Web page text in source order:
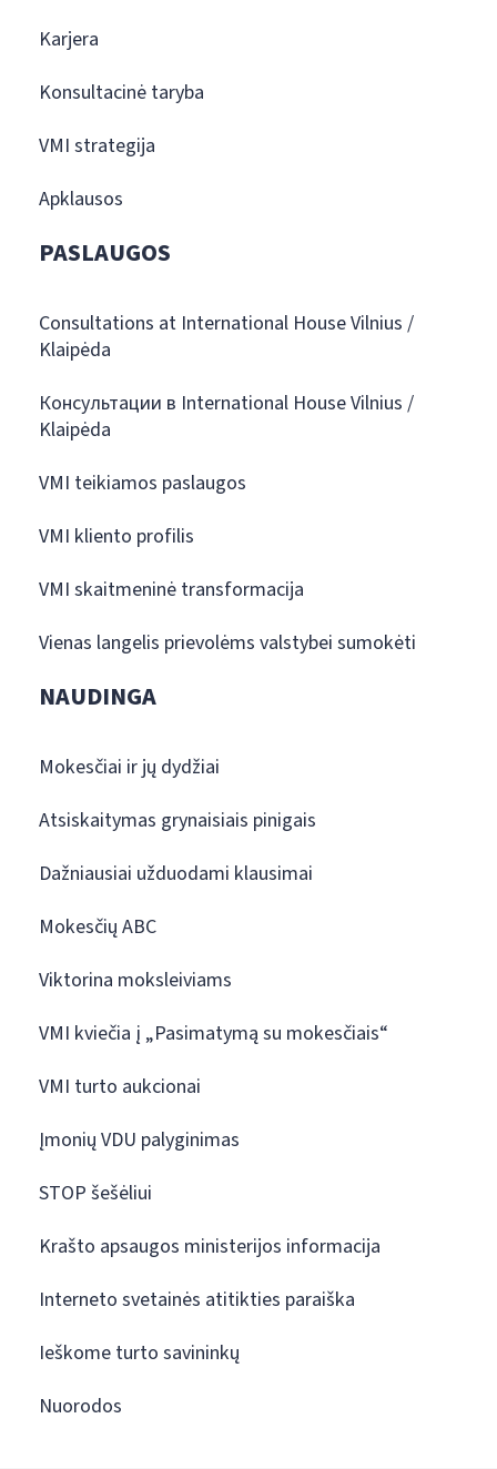
Karjera
Konsultacinė taryba
VMI strategija
Apklausos
PASLAUGOS
Consultations at International House Vilnius /
Klaipėda
Консультации в International House Vilnius /
Klaipėda
VMI teikiamos paslaugos
VMI kliento profilis
VMI skaitmeninė transformacija
Vienas langelis prievolėms valstybei sumokėti
NAUDINGA
Mokesčiai ir jų dydžiai
Atsiskaitymas grynaisiais pinigais
Dažniausiai užduodami klausimai
Mokesčių ABC
Viktorina moksleiviams
VMI kviečia į „Pasimatymą su mokesčiais“
VMI turto aukcionai
Įmonių VDU palyginimas
STOP šešėliui
Krašto apsaugos ministerijos informacija
Interneto svetainės atitikties paraiška
Ieškome turto savininkų
Nuorodos